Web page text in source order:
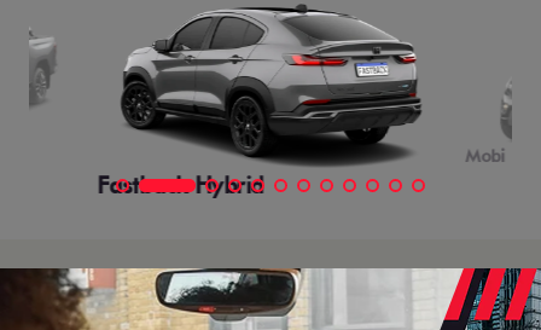
Fastback Hybrid
Mobi